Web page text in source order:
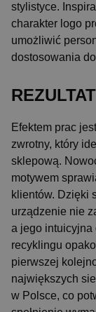
stylistyce.
charakter logo
umożliwić
dostosowania
REZULTAT
Efektem prac
zwrotny, który
sklepową.
motywem
klientów. Dzięki
urządzenie nie
a jego intuicyjna
recyklingu
pierwszej
największych
w Polsce, co